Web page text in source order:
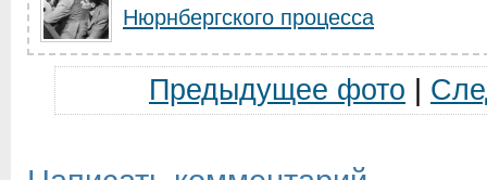
Нюрнбергского процесса
Предыдущее фото